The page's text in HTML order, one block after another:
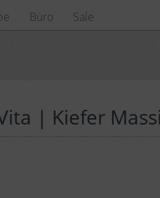
Büro Sale
| Kiefer